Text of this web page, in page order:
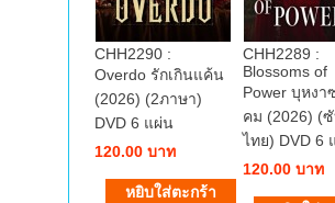
CHH2290 :
Overdo รักเกินแค้น
(2026) (2ภาษา)
DVD 6 แผ่น
120.00 บาท
CHH2289 :
Blossoms of
Power บุหงา
คม (2026) (
ไทย) DVD 6
120.00 บาท